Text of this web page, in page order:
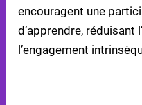
encouragent une
d’apprendre, réduisant
l’engagement